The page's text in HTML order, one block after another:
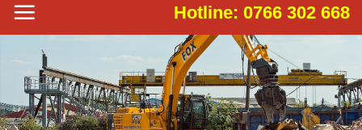
Hotline: 0766 302 668